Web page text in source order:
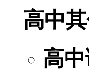
高中
高